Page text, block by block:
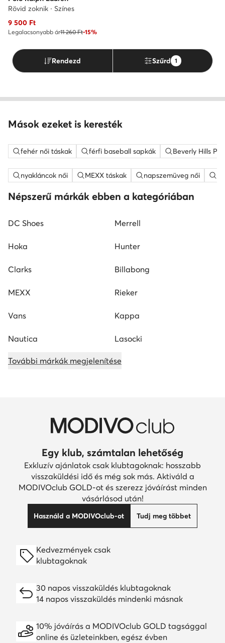
Rövid zoknik · Színes
Aktuális ár
9 500 Ft
Legalacsonyabb ár11 260 Ft-15%
Rendezd Szűrd 1
Mások ezeket is keresték
fehér női táskak férfi baseball sapkák Beverly Hills
nyakláncok női MEXX táskak napszemüveg női
Népszerű márkák ebben a kategóriában
DC Shoes Merrell
Hoka Hunter
Clarks Billabong
MEXX Rieker
Vans Kappa
Nautica Lasocki
További márkák megjelenítése
Egy klub, számtalan lehetőség
Exkluzív ajánlatok csak klubtagoknak: hosszabb
visszaküldési idő és még sok más. Aktiváld a
MODIVOclub GOLD-ot és szerezz jóváírást minden
vásárlásod után!
Használd a MODIVOclub-ot Tudj meg többet
Kedvezmények csak
klubtagoknak
30 napos visszaküldés klubtagoknak
14 napos visszaküldés mindenki másnak
10% jóváírás a MODIVOclub GOLD tagsággal
online és üzleteinkben, egész évben